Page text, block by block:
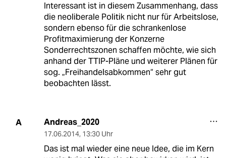
Interessant ist in diesem Zusammenhang, dass
die neoliberale Politik nicht nur für Arbeitslose,
sondern ebenso für die schrankenlose
Profitmaximierung der Konzerne
Sonderrechtszonen schaffen möchte, wie sich
anhand der TTIP-Pläne und weiterer Plänen für
sog. „Freihandelsabkommen“ sehr gut
beobachten lässt.
A Andreas_2020
17.06.2014, 13:30 Uhr
Das ist mal wieder eine neue Idee, die im Kern